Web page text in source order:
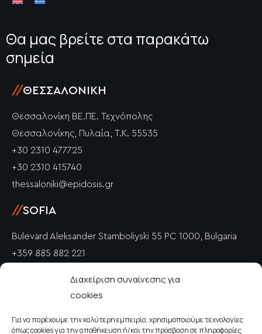
Διαχείριση συναίνεσης για
cookies
Για να παρέχουμε την καλύτερη εμπειρία, χρησιμοποιούμε τεχνολογίες
όπως cookies για την αποθήκευση ή/και την πρόσβαση σε πληροφορίες
Θα μας βρείτε στα παρακάτω
σημεία
//ΘΕΣΣΑΛΟΝΊΚΗ
Θεσσαλονίκη ΒΕ.ΠΕ. Τεχνόπολης
Θεσσαλονίκης, Πυλαία, Τ.Κ. 55535
+30 2310 477725
+30 2310 415740
thessaloniki@epidosis.gr
//SOFIA
Bulevard Aleksander Stamboliyski 55 PC 1000, Bulgaria
+359 885 882 221
PETRICH
Polkovnik Drangov PC 2850, Bulgaria